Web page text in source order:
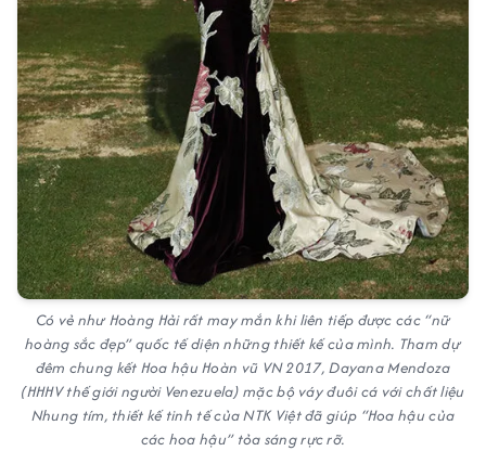
Có vẻ như Hoàng Hải rất may mắn khi liên tiếp được các “nữ
hoàng sắc đẹp” quốc tế diện những thiết kế của mình. Tham dự
đêm chung kết Hoa hậu Hoàn vũ VN 2017, Dayana Mendoza
(HHHV thế giới người Venezuela) mặc bộ váy đuôi cá với chất liệu
Nhung tím, thiết kế tinh tế của NTK Việt đã giúp “Hoa hậu của
các hoa hậu” tỏa sáng rực rỡ.